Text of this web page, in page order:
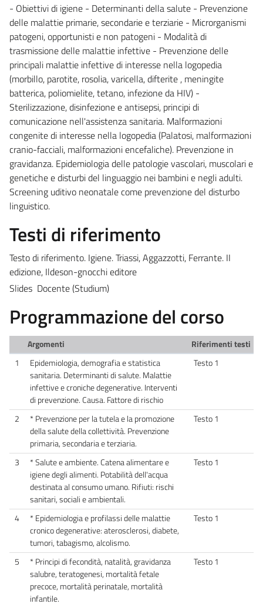
- Obiettivi di igiene - Determinanti della salute - Prevenzione
delle malattie primarie, secondarie e terziarie - Microrganismi
patogeni, opportunisti e non patogeni - Modalità di
trasmissione delle malattie infettive - Prevenzione delle
principali malattie infettive di interesse nella logopedia
(morbillo, parotite, rosolia, varicella, difterite , meningite
batterica, poliomielite, tetano, infezione da HIV) -
Sterilizzazione, disinfezione e antisepsi, principi di
comunicazione nell'assistenza sanitaria. Malformazioni
congenite di interesse nella logopedia (Palatosi, malformazioni
cranio-facciali, malformazioni encefaliche). Prevenzione in
gravidanza. Epidemiologia delle patologie vascolari, muscolari e
genetiche e disturbi del linguaggio nei bambini e negli adulti.
Screening uditivo neonatale come prevenzione del disturbo
linguistico.
Testi di riferimento
Testo di riferimento. Igiene. Triassi, Aggazzotti, Ferrante. II
edizione, Ildeson-gnocchi editore
Slides Docente (Studium)
Programmazione del corso
Argomenti
Riferimenti testi
1
Epidemiologia, demografia e statistica
sanitaria. Determinanti di salute. Malattie
infettive e croniche degenerative. Interventi
di prevenzione. Causa. Fattore di rischio
Testo 1
2
* Prevenzione per la tutela e la promozione
della salute della collettività. Prevenzione
primaria, secondaria e terziaria.
Testo 1
3
* Salute e ambiente. Catena alimentare e
igiene degli alimenti. Potabilità dell'acqua
destinata al consumo umano. Rifiuti: rischi
sanitari, sociali e ambientali.
Testo 1
4
* Epidemiologia e profilassi delle malattie
cronico degenerative: aterosclerosi, diabete,
tumori, tabagismo, alcolismo.
Testo 1
5
* Principi di fecondità, natalità, gravidanza
salubre, teratogenesi, mortalità fetale
precoce, mortalità perinatale, mortalità
infantile.
Testo 1